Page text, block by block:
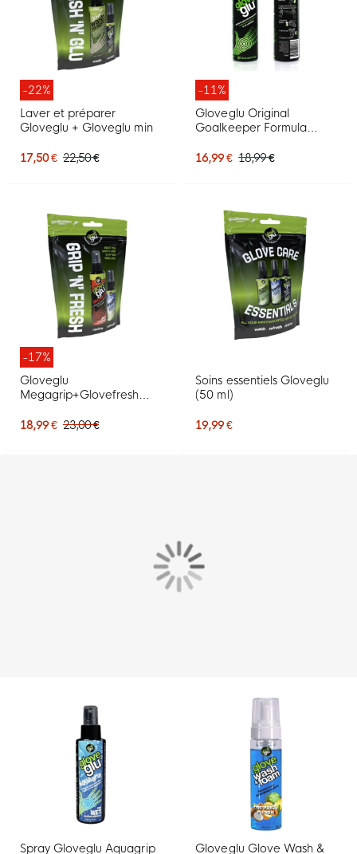
-22%
Laver et préparer
Gloveglu + Gloveglu min
17,50 € 22,50 €
-11%
Gloveglu Original
Goalkeeper Formula
16,99 € 18,99 €
-17%
Gloveglu
Megagrip+Glovefresh
18,99 € 23,00 €
Soins essentiels Gloveglu
(50 ml)
19,99 €
Spray Gloveglu Aquagrip Gloveglu Glove Wash &